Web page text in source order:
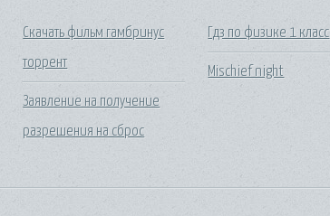
Скачать фильм гамбринус
торрент
Заявление на получение
разрешения на сброс
Гдз по физике 1 класс
Mischief night